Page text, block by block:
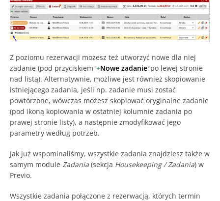
Z poziomu rezerwacji możesz też utworzyć nowe dla niej
zadanie (pod przyciskiem ‘+Nowe zadaniepo lewej stronie
nad listą). Alternatywnie, możliwe jest również skopiowanie
istniejącego zadania, jeśli np. zadanie musi zostać
powtórzone, wówczas możesz skopiować oryginalne zadanie
(pod ikoną kopiowania w ostatniej kolumnie zadania po
prawej stronie listy), a następnie zmodyfikować jego
parametry według potrzeb.
Jak już wspominaliśmy, wszystkie zadania znajdziesz także w
samym module Zadania (sekcja Housekeeping / Zadania) w
Previo.
Wszystkie zadania połączone z rezerwacją, których termin